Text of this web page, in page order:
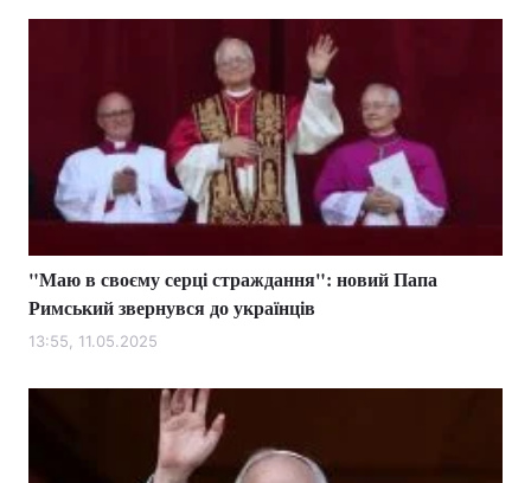
Головна Війна
Україна
Економіка Світ
"Маю в своєму серці страждання": новий Папа
Римський звернувся до українців
13:55, 11.05.2025